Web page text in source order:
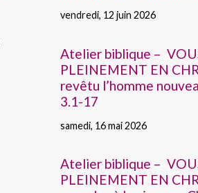
vendredi, 12 juin 2026
Atelier biblique –
PLEINEMENT EN
revêtu l’homme
3.1-17
samedi, 16 mai 2026
Atelier biblique –
PLEINEMENT EN